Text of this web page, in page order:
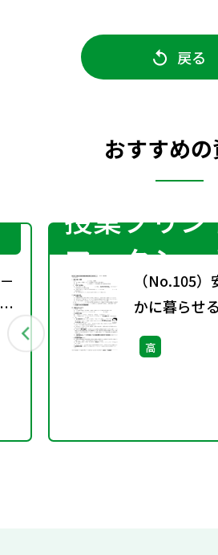
戻る
おすすめ
授業プリン
ワークシー
（No.105
かに暮らせ
には？［サ
高